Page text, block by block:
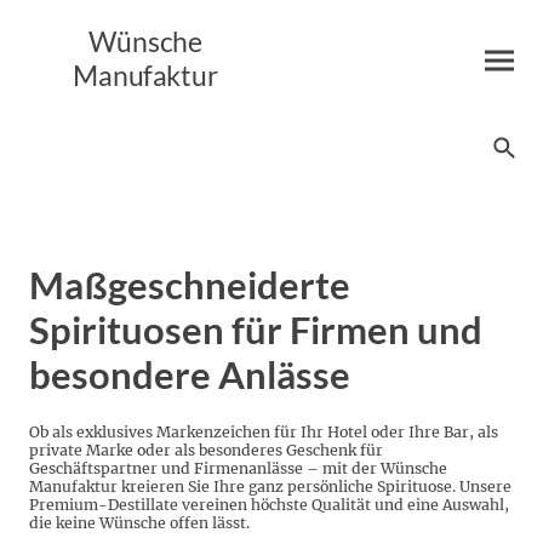
Wünsche
Manufaktur
Maßgeschneiderte
Spirituosen für Firmen und
besondere Anlässe
Ob als exklusives Markenzeichen für Ihr Hotel oder Ihre Bar, als
private Marke oder als besonderes Geschenk für
Geschäftspartner und Firmenanlässe – mit der Wünsche
Manufaktur kreieren Sie Ihre ganz persönliche Spirituose. Unsere
Premium-Destillate vereinen höchste Qualität und eine Auswahl,
die keine Wünsche offen lässt.